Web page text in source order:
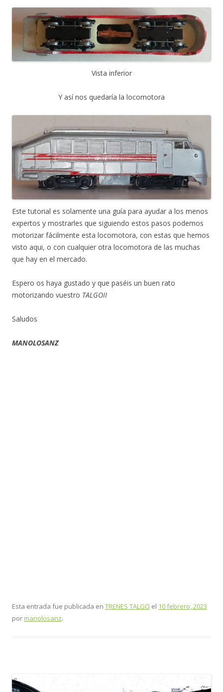
Vista inferior
Y así nos quedaría la locomotora
Este tutorial es solamente una guía para ayudar a los menos
expertos y mostrarles que siguiendo estos pasos podemos
motorizar fácilmente esta locomotora, con estas que hemos
visto aqui, o con cualquier otra locomotora de las muchas
que hay en el mercado.
Espero os haya gustado y que paséis un buen rato
motorizando vuestro TALGOII
Saludos
MANOLOSANZ
Esta entrada fue publicada en TRENES TALGO el 10 febrero, 2023
pormanolosanz.